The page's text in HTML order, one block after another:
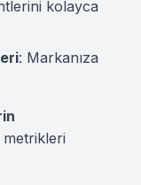
kolayca
: Markanıza
metrikleri